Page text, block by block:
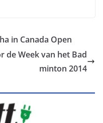
in Canada Open
de Week van het Bad
minton 2014